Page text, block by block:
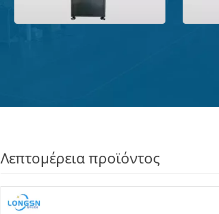
Λεπτομέρεια προϊόντος